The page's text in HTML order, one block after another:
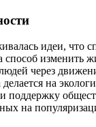
идеи, что
способ изменить
через
на
поддержку
на